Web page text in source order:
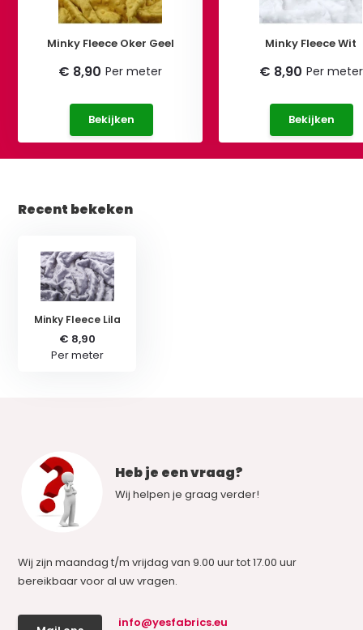
Minky Fleece Oker Geel
€ 8,90 Per meter
Bekijken
Minky Fleece Wit
€ 8,90 Per meter
Bekijken
Recent bekeken
Minky Fleece Lila
€ 8,90
Per meter
Heb je een vraag?
Wij helpen je graag verder!
Wij zijn maandag t/m vrijdag van 9.00 uur tot 17.00 uur
bereikbaar voor al uw vragen.
info@yesfabrics.eu